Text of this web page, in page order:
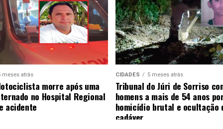
meses atrás
morre após uma
no Hospital Regional
acidente
CIDADES 5 meses atrás
Tribunal do Júri de Sorriso
homens a mais de 54 anos
homicídio brutal e ocultação
cadáver